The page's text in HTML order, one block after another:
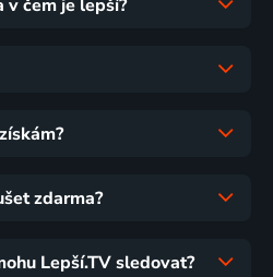
v čem je lepší?
zdarma?
Lepší.TV sledovat?